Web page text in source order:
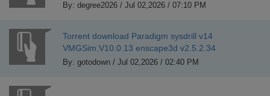
By: degree2026 / Jul 02,2026 / 07:10 PM
Torrent download Paradigm sysdrill v14
VMGSim.V10.0.13 enscape3d v2.5.2.34
By: gotodown / Jul 02,2026 / 02:40 PM